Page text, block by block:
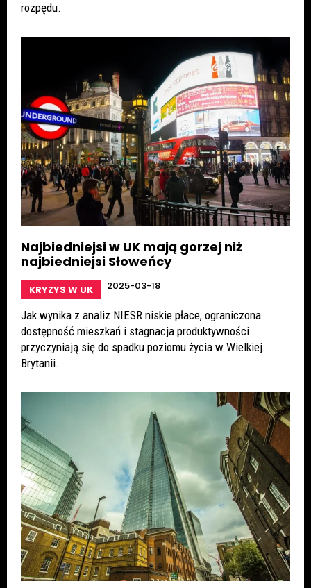
rozpędu.
Najbiedniejsi w UK mają gorzej niż
najbiedniejsi Słoweńcy
KRYZYS W UK 2025-03-18
Jak wynika z analiz NIESR niskie płace, ograniczona
dostępność mieszkań i stagnacja produktywności
przyczyniają się do spadku poziomu życia w Wielkiej
Brytanii.